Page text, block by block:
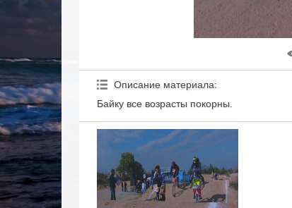
Описание материала:
Байку все возрасты покорны.